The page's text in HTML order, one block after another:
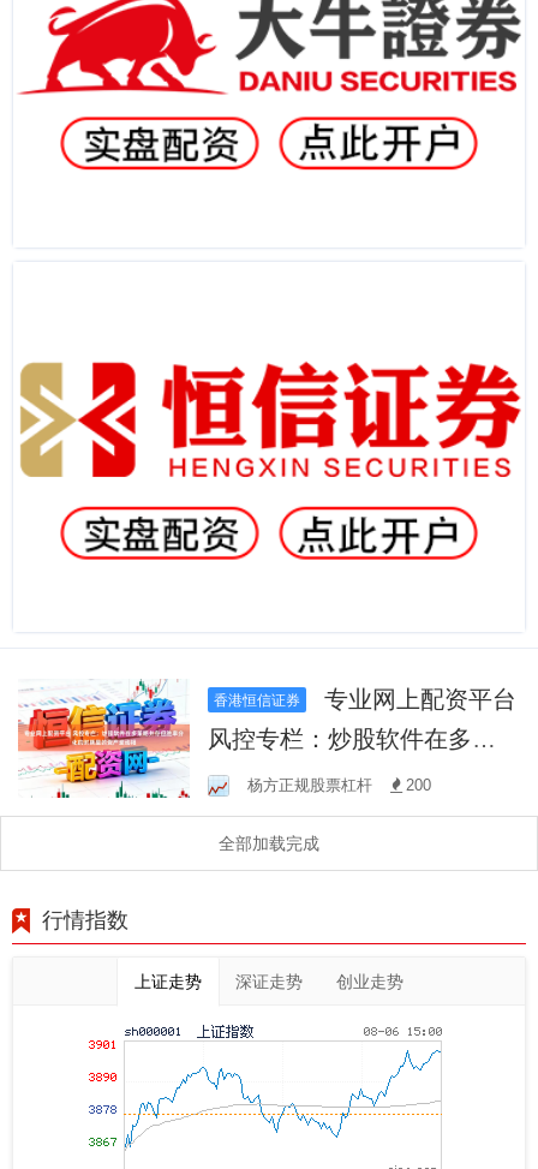
香港恒信证券
专业网上配资平台
风控专栏：炒股软件在多策
略并存但胜率分化的时期里
的资产波动相
杨方正规股票杠杆 200
全部加载完成
行情指数
上证走势 深证走势 创业走势